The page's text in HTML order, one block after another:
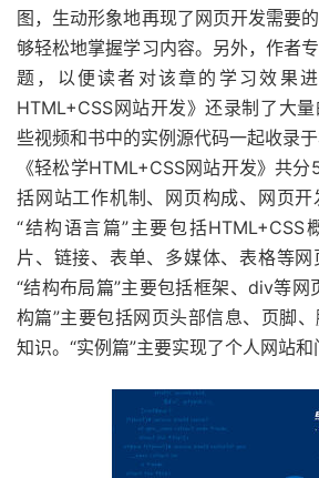
图，生动形象地再现了网页开发需要
够轻松地掌握学习内容。另外，作者
题，以便读者对该章的学习效果
HTML+CSS网站开发》还录制了大
些视频和书中的实例源代码一起收录于
《轻松学HTML+CSS网站开发》共分
括网站工作机制、网页构成、网页开
“结构语言篇”主要包括HTML+CSS
片、链接、表单、多媒体、表格等网
“结构布局篇”主要包括框架、div等网
构篇”主要包括网页头部信息、页脚
知识。“实例篇”主要实现了个人网站和